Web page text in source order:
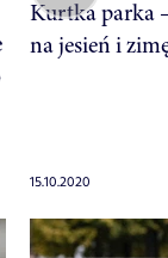
Kurtka parka
na jesień i
15.10.2020